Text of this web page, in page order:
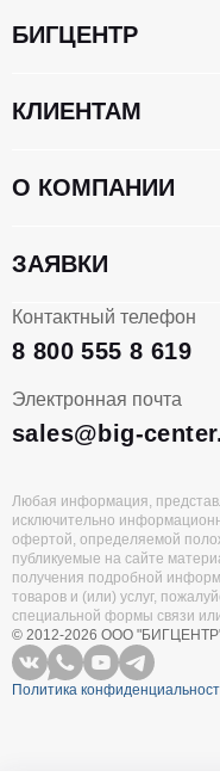
Контактный телефон
8 800 555 8 619
Электронная почта
sales@big-
БИГЦЕНТР
КЛИЕНТАМ
О КОМПАНИИ
ЗАЯВКИ
Любая информация,
исключительно
офертой, определяемой
публикуемые на сайте
получения подробной
товаров и (или) услуг,
специальной формы связи
© 2012-2026 ООО
Политика